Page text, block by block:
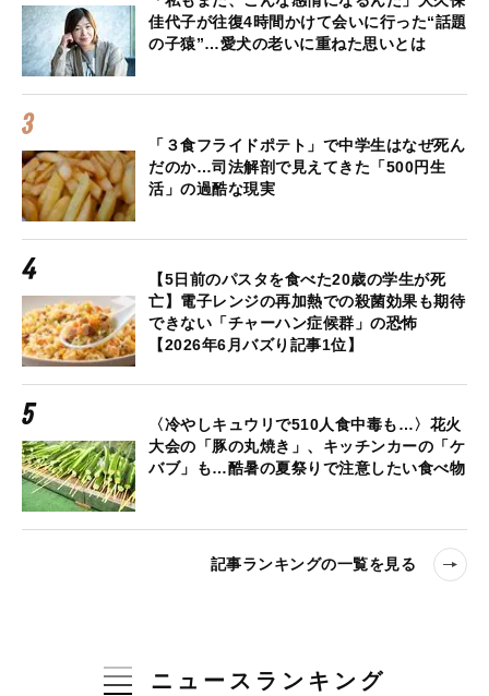
佳代子が往復4時間かけて会いに行った“話題
の子猿”…愛犬の老いに重ねた思いとは
「３食フライドポテト」で中学生はなぜ死ん
だのか…司法解剖で見えてきた「500円生
活」の過酷な現実
【5日前のパスタを食べた20歳の学生が死
亡】電子レンジの再加熱での殺菌効果も期待
できない「チャーハン症候群」の恐怖
【2026年6月バズり記事1位】
〈冷やしキュウリで510人食中毒も…〉花火
大会の「豚の丸焼き」、キッチンカーの「ケ
バブ」も…酷暑の夏祭りで注意したい食べ物
記事ランキングの一覧を見る
ニュースランキング